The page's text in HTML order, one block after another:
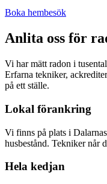
Boka hembesök
Anlita oss för
Vi har mätt radon i
Erfarna tekniker,
på ett ställe.
Lokal förankring
Vi finns på plats i
husbestånd. Tekniker når
Hela kedjan